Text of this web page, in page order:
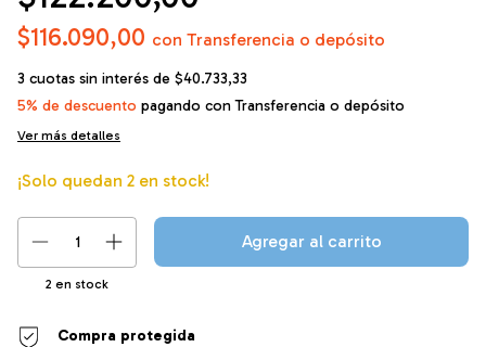
$116.090,00 con Transferencia o depósito
3 cuotas sin interés de $40.733,33
5% de descuento pagando con Transferencia o depósito
Ver más detalles
¡Solo quedan 2 en stock!
2 en stock
Compra protegida